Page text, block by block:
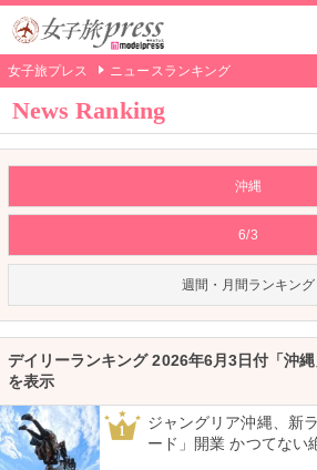
女子旅プレス ニュースランキング
News Ranking
沖縄
6/3
週間・月間ランキング
デイリーランキング 2026年6月3日付「沖
を表示
1
ジャングリア沖縄、新
ード」開業 かつてない